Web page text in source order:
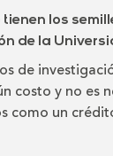
tienen los
de la
de
costo y no es
como un